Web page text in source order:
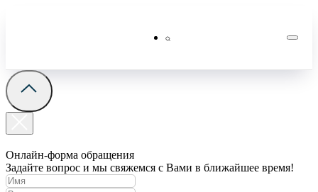
Онлайн-форма обращения
Задайте вопрос и мы свяжемся с Вами в ближайшее время!